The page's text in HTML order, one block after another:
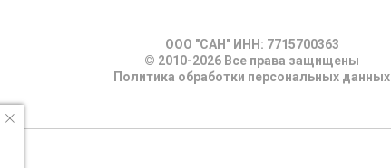
ООО "САН" ИНН: 7715700363
© 2010-2026 Все права защищены
Политика обработки персональных данных